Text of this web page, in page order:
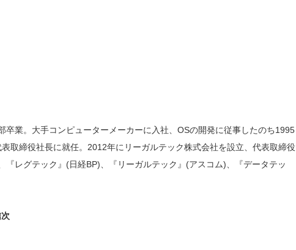
業。大手コンピューターメーカーに入社、OSの開発に従事したのち1995
取締役社長に就任。2012年にリーガルテック株式会社を設立、代表取締役
レグテック』(日経BP)、『リーガルテック』(アスコム)、『データテッ